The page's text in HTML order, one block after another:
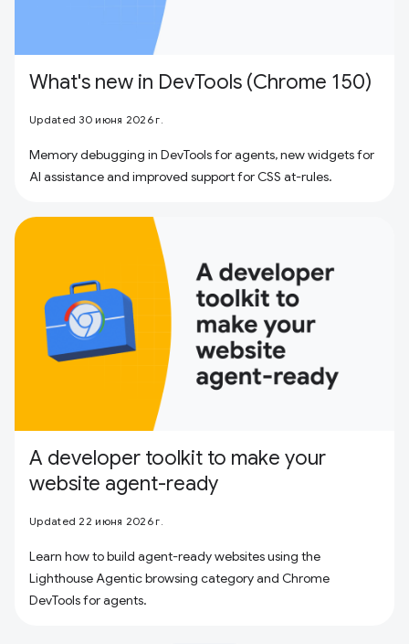
What's new in DevTools (Chrome 150)
Updated 30 июня 2026 г.
Memory debugging in DevTools for agents, new widgets for
AI assistance and improved support for CSS at-rules.
A developer toolkit to make your
website agent-ready
Updated 22 июня 2026 г.
Learn how to build agent-ready websites using the
Lighthouse Agentic browsing category and Chrome
DevTools for agents.